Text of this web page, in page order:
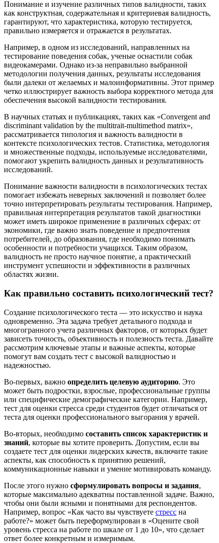
Понимание и изучение различных типов валидности, таких
как конструктная, содержательная и критериевая валидность,
гарантируют, что характеристика, которую тестируется,
правильно измеряется и отражается в результатах.
Например, в одном из исследований, направленных на
тестирование поведения собак, ученые оснастили собак
видеокамерами. Однако из-за неправильно выбранной
методологии получения данных, результаты исследования
были далеки от желаемых и малоинформативны. Этот пример
четко иллюстрирует важность выбора корректного метода для
обеспечения высокой валидности тестирования.
В научных статьях и публикациях, таких как «Convergent and
discriminant validation by the multitrait-multimethod matrix»,
рассматривается типология и важность валидности в
контексте психологических тестов. Статистика, методология
и множественные подходы, используемые исследователями,
помогают укрепить валидность данных и результативность
исследований.
Понимание важности валидности в психологических тестах
помогает избежать неверных заключений и позволяет более
точно интерпретировать результаты тестирования. Например,
правильная интерпретация результатов такой диагностики
может иметь широкое применение в различных сферах: от
экономики, где важно знать поведение и предпочтения
потребителей, до образования, где необходимо понимать
особенности и потребности учащихся. Таким образом,
валидность не просто научное понятие, а практический
инструмент успешности и эффективности в различных
областях жизни.
Как правильно составить психологический тест?
Создание психологического теста — это искусство и наука
одновременно. Эта задача требует детального подхода и
многогранного учета различных факторов, от которых будет
зависеть точность, объективность и полезность теста. Давайте
рассмотрим ключевые этапы и важные аспекты, которые
помогут вам создать тест с высокой валидностью и
надежностью.
Во-первых, важно определить целевую аудиторию. Это
может быть подростки, взрослые, профессиональные группы
или специфические демографические категории. Например,
тест для оценки стресса среди студентов будет отличаться от
теста для оценки профессионального выгорания у врачей.
Во-вторых, необходимо составить список характеристик и
знаний, которые вы хотите проверить. Допустим, если вы
создаете тест для оценки лидерских качеств, включите такие
аспекты, как способность к принятию решений,
коммуникационные навыки и умение мотивировать команду.
После этого нужно сформулировать вопросы и задания,
которые максимально адекватны поставленной задаче. Важно,
чтобы они были ясными и понятными для респондентов.
Например, вопрос «Как часто вы чувствуете стресс на
работе?» может быть переформулирован в «Оцените свой
уровень стресса на работе по шкале от 1 до 10», что сделает
ответ более конкретным и измеримым.